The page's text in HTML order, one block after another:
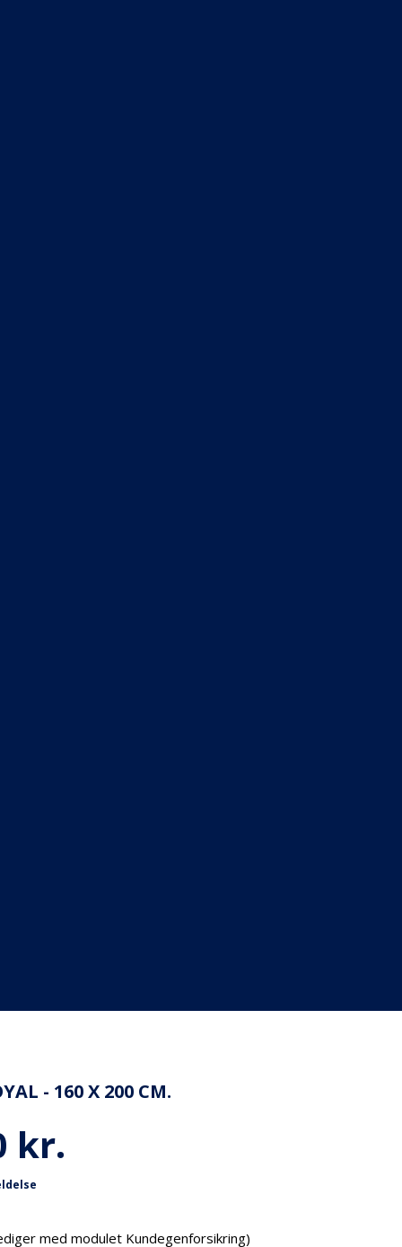
- 160 X 200 CM.
kr.
med modulet Kundegenforsikring)